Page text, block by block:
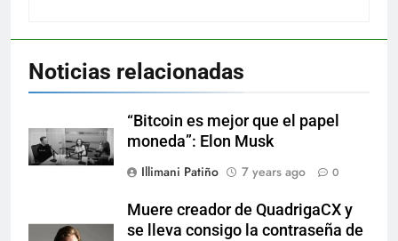
Noticias relacionadas
“Bitcoin es mejor que el papel
moneda”: Elon Musk
Illimani Patiño
7 years ago 0
Muere creador de QuadrigaCX y
se lleva consigo la contraseña de